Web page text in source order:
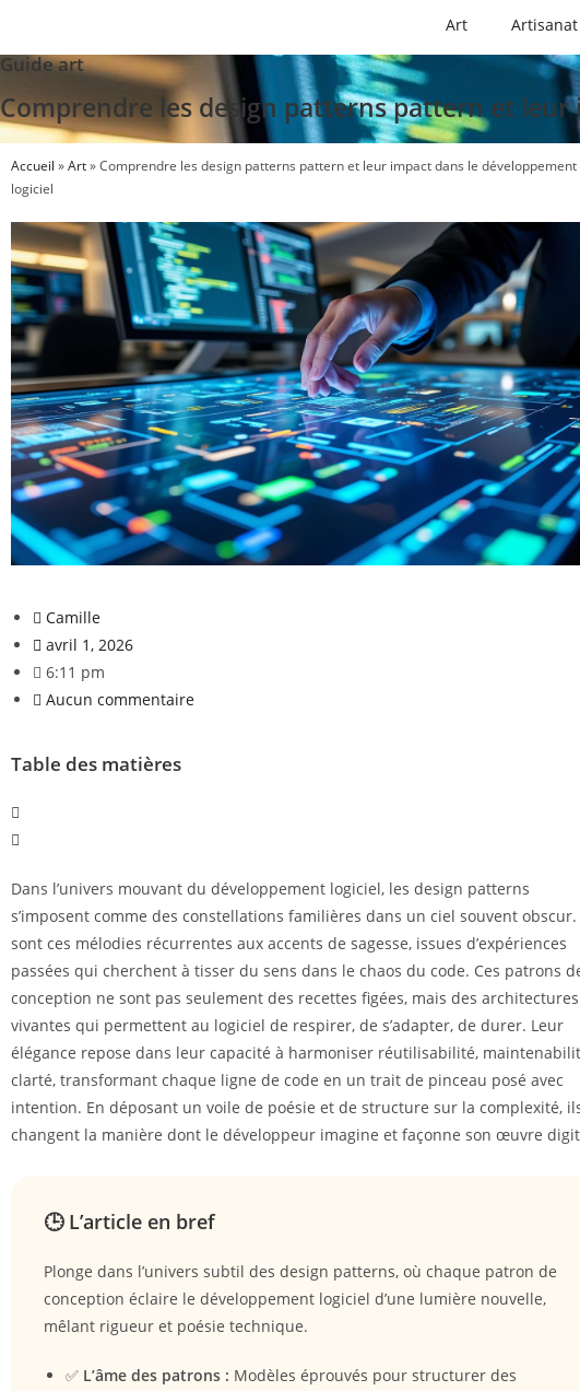
Art Artisanat
Guide art
Comprendre les design patterns pattern et
Accueil »Art»Comprendre les design patterns pattern et leur impact dans le développement
logiciel
Camille
avril 1, 2026
6:11 pm
Aucun commentaire
Table des matières
Dans l’univers mouvant du développement logiciel, les design patterns
s’imposent comme des constellations familières dans un ciel souvent obscur.
sont ces mélodies récurrentes aux accents de sagesse, issues d’expériences
passées qui cherchent à tisser du sens dans le chaos du code. Ces patrons
conception ne sont pas seulement des recettes figées, mais des architectures
vivantes qui permettent au logiciel de respirer, de s’adapter, de durer. Leur
élégance repose dans leur capacité à harmoniser réutilisabilité,
clarté, transformant chaque ligne de code en un trait de pinceau posé avec
intention. En déposant un voile de poésie et de structure sur la complexité,
changent la manière dont le développeur imagine et façonne son œuvre
🕒 L’article en bref
Plonge dans l’univers subtil des design patterns, où chaque patron de
conception éclaire le développement logiciel d’une lumière nouvelle,
mêlant rigueur et poésie technique.
✅ L’âme des patrons : Modèles éprouvés pour structurer des